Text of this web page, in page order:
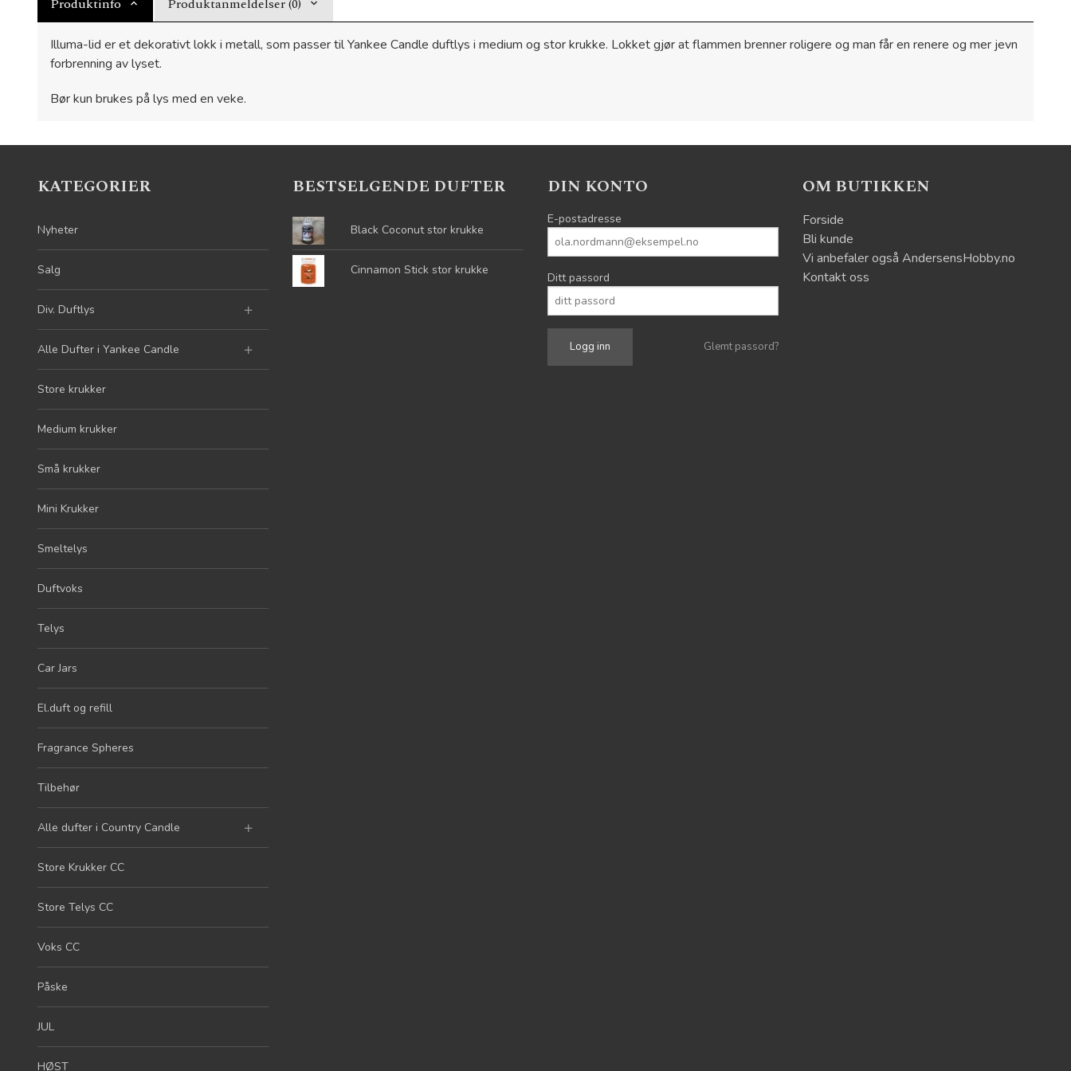
Produktinfo Produktanmeldelser (0)
Illuma-lid er et dekorativt lokk i metall, som passer til Yankee Candle duftlys i medium og stor krukke. Lokket gjør at flammen brenner roligere og man får en renere og mer jevn
forbrenning av lyset.
Bør kun brukes på lys med en veke.
KATEGORIER
Nyheter
Salg
Div. Duftlys
Alle Dufter i Yankee Candle
Store krukker
Medium krukker
Små krukker
Mini Krukker
Smeltelys
Duftvoks
Telys
Car Jars
El.duft og refill
Fragrance Spheres
Tilbehør
Alle dufter i Country Candle
Store Krukker CC
Store Telys CC
Voks CC
Påske
JUL
HØST
BESTSELGENDE DUFTER
Black Coconut stor krukke
Cinnamon Stick stor krukke
DIN KONTO
E-postadresse
Ditt passord
Glemt passord?
OM BUTIKKEN
Forside
Bli kunde
Vi anbefaler også AndersensHobby.no
Kontakt oss